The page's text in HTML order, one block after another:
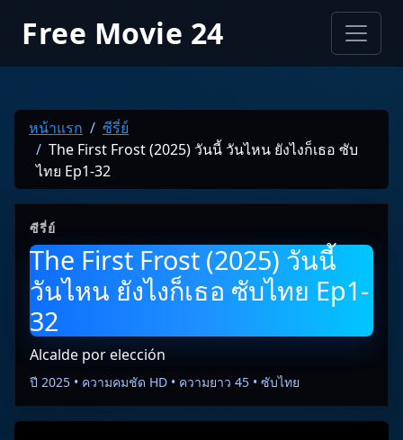
Free Movie 24
หน้าแรก
ซีรี่ย์
The First Frost (2025) วันนี้ วันไหน ยังไงก็เธอ ซับ
ไทย Ep1-32
ซีรี่ย์
The First Frost (2025) วันนี้
วันไหน ยังไงก็เธอ ซับไทย Ep1-
32
Alcalde por elección
ปี 2025 • ความคมชัด HD • ความยาว 45 • ซับไทย